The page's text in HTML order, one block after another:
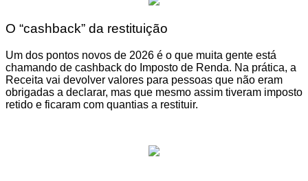
O “cashback” da restituição
Um dos pontos novos de 2026 é o que muita gente está
chamando de cashback do Imposto de Renda. Na prática, a
Receita vai devolver valores para pessoas que não eram
obrigadas a declarar, mas que mesmo assim tiveram imposto
retido e ficaram com quantias a restituir.